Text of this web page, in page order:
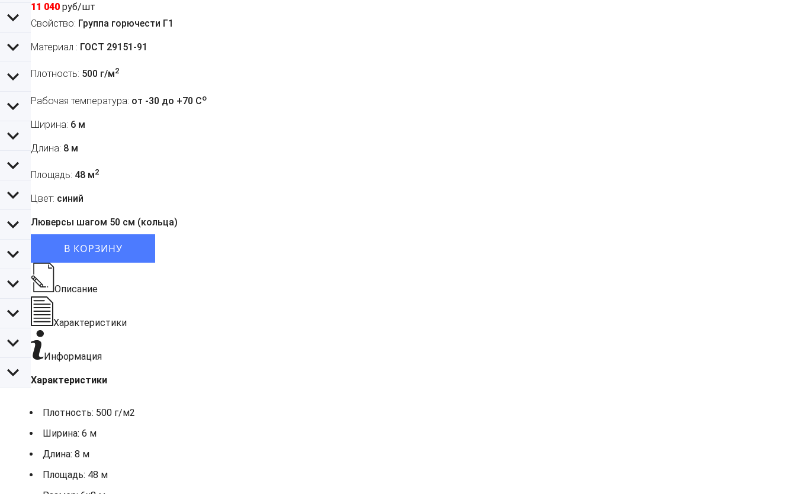
11 040 руб/шт
Свойство: Группа горючести Г1
Материал : ГОСТ 29151-91
Плотность: 500 г/м2
Рабочая температура: от -30 до +70 Co
Ширина: 6 м
Длина: 8 м
Площадь: 48 м2
Цвет: синий
Люверсы шагом 50 см (кольца)
В КОРЗИНУ
Описание
Характеристики
Информация
Характеристики
Плотность: 500 г/м2
Ширина: 6 м
Длина: 8 м
Площадь: 48 м